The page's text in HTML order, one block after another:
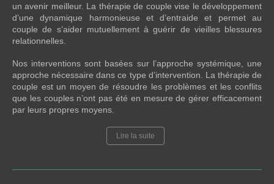
un avenir meilleur. La thérapie de couple vise le développement
d’une dynamique harmonieuse et d’entraide et permet au
couple de s’aider mutuellement à guérir de vieilles blessures
relationnelles.
Nos interventions sont basées sur l’approche systémique, une
approche nécessaire dans ce type d’intervention. La thérapie de
couple est un moyen de résoudre les problèmes et les conflits
que les couples n’ont pas été en mesure de gérer efficacement
par leurs propres moyens.
Lire la suite